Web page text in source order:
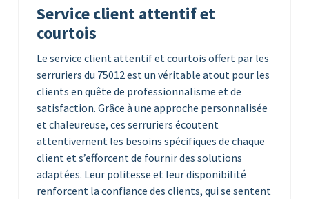
Service client attentif et
courtois
Le service client attentif et courtois offert par les
serruriers du 75012 est un véritable atout pour les
clients en quête de professionnalisme et de
satisfaction. Grâce à une approche personnalisée
et chaleureuse, ces serruriers écoutent
attentivement les besoins spécifiques de chaque
client et s’efforcent de fournir des solutions
adaptées. Leur politesse et leur disponibilité
renforcent la confiance des clients, qui se sentent